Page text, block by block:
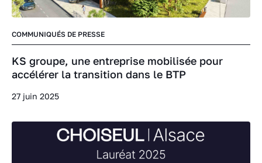
COMMUNIQUÉS DE PRESSE
KS groupe, une entreprise mobilisée pour
accélérer la transition dans le BTP
27 juin 2025